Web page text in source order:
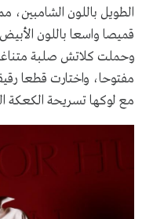
الطويل باللون الشامبين،
قميصا واسعا باللون
وحملت كلاتش صلبة
مفتوحا، واختارت قطعا
مع لوكها تسريحة الكعكة